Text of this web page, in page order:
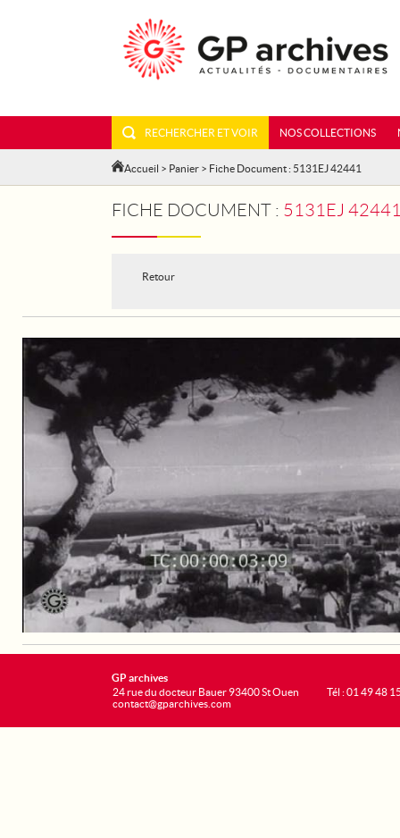
RECHERCHER ET VOIR NOS COLLECTIONS
Accueil > Panier > Fiche Document : 5131EJ 42441
FICHE DOCUMENT : 5131EJ 42441
Retour
GP archives
24 rue du docteur Bauer 93400 St Ouen
contact@gparchives.com
Tél : 01 49 48